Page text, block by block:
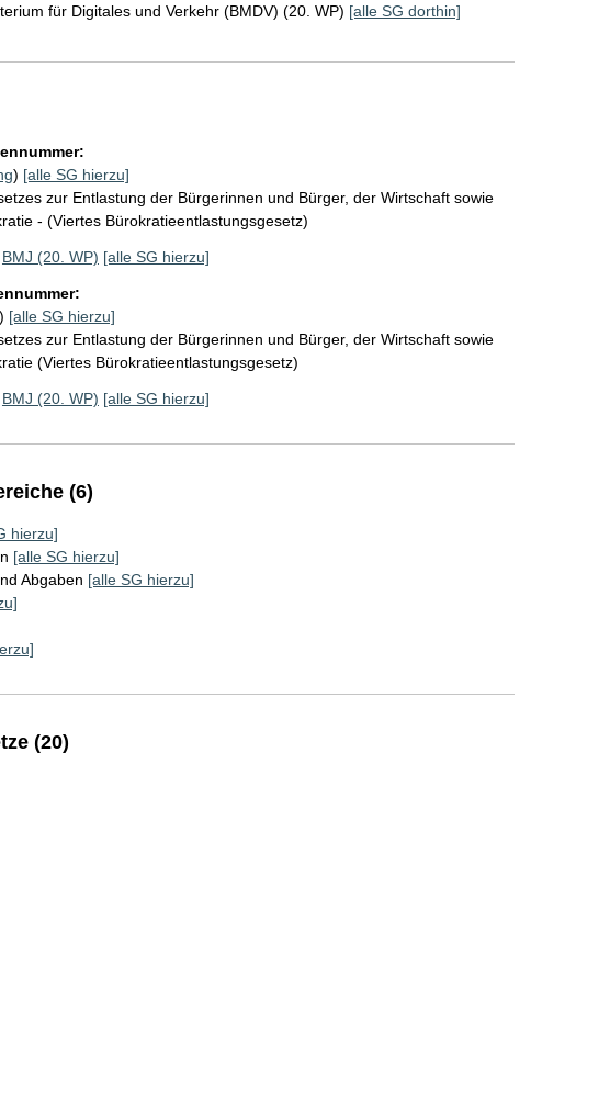
für Digitales und Verkehr (BMDV) (20. WP) [alle SG dorthin]
) [alle SG hierzu]
zur Entlastung der Bürgerinnen und Bürger, der Wirtschaft sowie
- (Viertes Bürokratieentlastungsgesetz)
BMJ (20. WP) [alle SG hierzu]
) [alle SG hierzu]
zur Entlastung der Bürgerinnen und Bürger, der Wirtschaft sowie
(Viertes Bürokratieentlastungsgesetz)
BMJ (20. WP) [alle SG hierzu]
(6)
hierzu]
[alle SG hierzu]
Abgaben [alle SG hierzu]
(20)